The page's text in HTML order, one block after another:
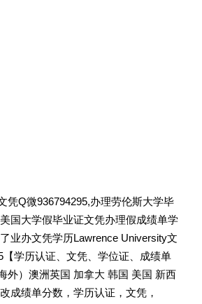
凭Q微936794295,办理劳伦斯大学毕
国大学假毕业证文凭办理假成绩单学
业办文凭学历Lawrence University文
【学历认证、文凭、学位证、成绩单
外）澳洲英国 加拿大 韩国 美国 新西
成绩单分数，学历认证，文凭，